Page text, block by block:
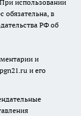
использовании
обязательна, в
РФ об
и
и его